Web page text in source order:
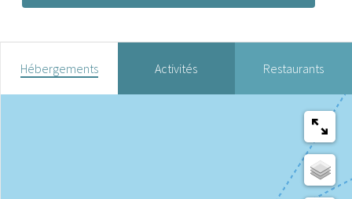
Hébergements Activités Restaurants